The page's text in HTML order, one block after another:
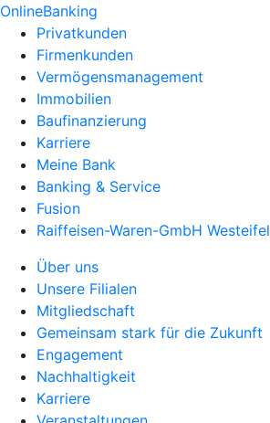
OnlineBanking
Privatkunden
Firmenkunden
Vermögensmanagement
Immobilien
Baufinanzierung
Karriere
Meine Bank
Banking & Service
Fusion
Raiffeisen-Waren-GmbH Westeifel
Über uns
Unsere Filialen
Mitgliedschaft
Gemeinsam stark für die Zukunft
Engagement
Nachhaltigkeit
Karriere